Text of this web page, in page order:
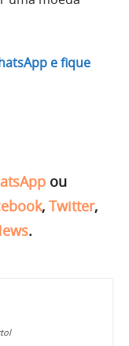
e fique
ou
, Twitter,
.